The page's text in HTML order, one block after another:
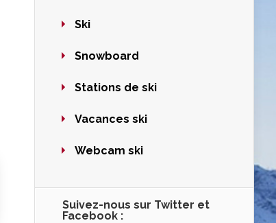
Ski
Snowboard
Stations de ski
Vacances ski
Webcam ski
Suivez-nous sur Twitter et
Facebook :